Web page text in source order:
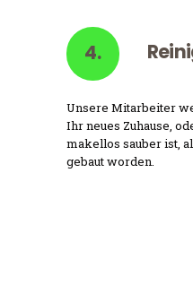
4.
Unsere Mitarbeiter
Ihr neues Zuhause,
makellos sauber ist,
gebaut worden.